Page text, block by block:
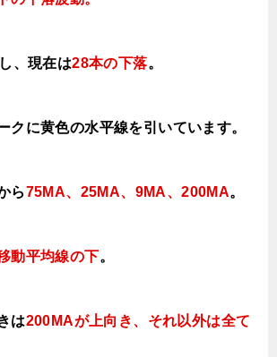
、現在は28本の下落。
クに黄色の水平線を引いています。
ら75MA、 25MA、9MA、200MA。
動平均線の下。
は200MAが上向き、それ以外は全て